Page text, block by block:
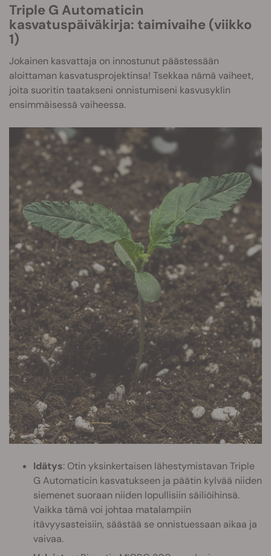
Triple G Automaticin
kasvatuspäiväkirja: taimivaihe (viikko
1)
Jokainen kasvattaja on innostunut päästessään
aloittaman kasvatusprojektinsa! Tsekkaa nämä vaiheet,
joita suoritin taatakseni onnistumiseni kasvusyklin
ensimmäisessä vaiheessa.
Idätys: Otin yksinkertaisen lähestymistavan Triple
G Automaticin kasvatukseen ja päätin kylvää niiden
siemenet suoraan niiden lopullisiin säiliöihinsä.
Vaikka tämä voi johtaa matalampiin
itävyysasteisiin, säästää se onnistuessaan aikaa ja
vaivaa.